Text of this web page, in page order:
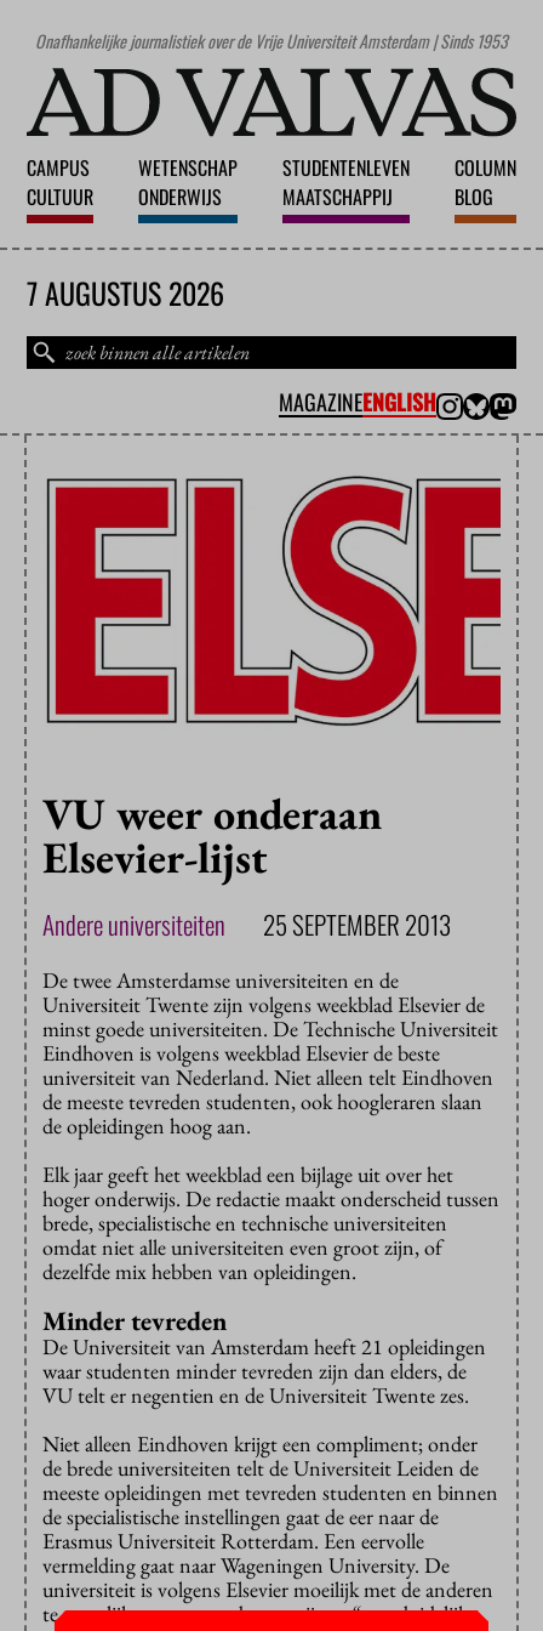
Onafhankelijke journalistiek over de Vrije Universiteit Amsterdam | Sinds 1953
CAMPUS
CULTUUR
WETENSCHAP
ONDERWIJS
STUDENTENLEVEN
MAATSCHAPPIJ
COLUMN
BLOG
7 AUGUSTUS 2026
MAGAZINEENGLISH
VU weer onderaan
Elsevier-lijst
Andere universiteiten 25 SEPTEMBER 2013
De twee Amsterdamse universiteiten en de
Universiteit Twente zijn volgens weekblad Elsevier de
minst goede universiteiten. De Technische Universiteit
Eindhoven is volgens weekblad Elsevier de beste
universiteit van Nederland. Niet alleen telt Eindhoven
de meeste tevreden studenten, ook hoogleraren slaan
de opleidingen hoog aan.
Elk jaar geeft het weekblad een bijlage uit over het
hoger onderwijs. De redactie maakt onderscheid tussen
brede, specialistische en technische universiteiten
omdat niet alle universiteiten even groot zijn, of
dezelfde mix hebben van opleidingen.
Minder tevreden
De Universiteit van Amsterdam heeft 21 opleidingen
waar studenten minder tevreden zijn dan elders, de
VU telt er negentien en de Universiteit Twente zes.
Niet alleen Eindhoven krijgt een compliment; onder
de brede universiteiten telt de Universiteit Leiden de
meeste opleidingen met tevreden studenten en binnen
de specialistische instellingen gaat de eer naar de
Erasmus Universiteit Rotterdam. Een eervolle
vermelding gaat naar Wageningen University. De
universiteit is volgens Elsevier moeilijk met de anderen
te vergelijken, maar studenten zijn er “overduidelijk